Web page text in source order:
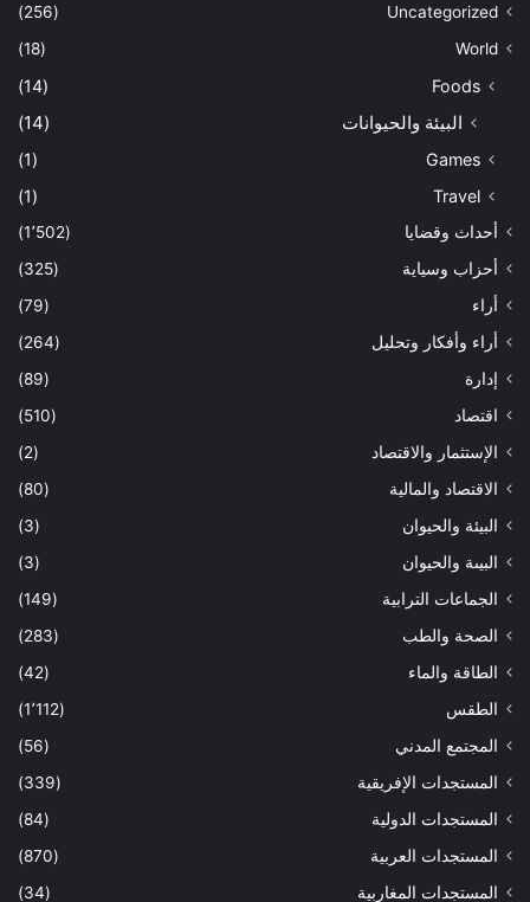
Uncategorized
(256)
World
(18)
Foods
(14)
البيئة والحيوانات (14)
Games
(1)
Travel
(1)
أحداث وقضايا
(1٬502)
أحزاب وسياية
(325)
أراء
(79)
أراء وأفكار وتحليل
(264)
إدارة
(89)
اقتصاد
(510)
الإستثمار والاقتصاد
(2)
الاقتصاد والمالية
(80)
البيئة والحيوان
(3)
البيىة والحيوان
(3)
الجماعات الترابية
(149)
الصحة والطب
(283)
الطاقة والماء
(42)
الطقس
(1٬112)
المجتمع المدني
(56)
المستجدات الإفريقية
(339)
المستجدات الدولية
(84)
المستجدات العربية
(870)
المستجدات المغاربية
(34)